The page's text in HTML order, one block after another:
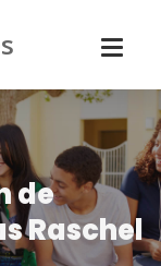
de
Raschel